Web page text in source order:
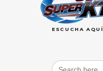
ESCUCHA AQUÍ
Search